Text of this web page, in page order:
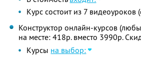
Курс состоит из 7
Конструктор онлайн-курсов
на месте: 418р. вместо 3990р.
Курсы на выбор: